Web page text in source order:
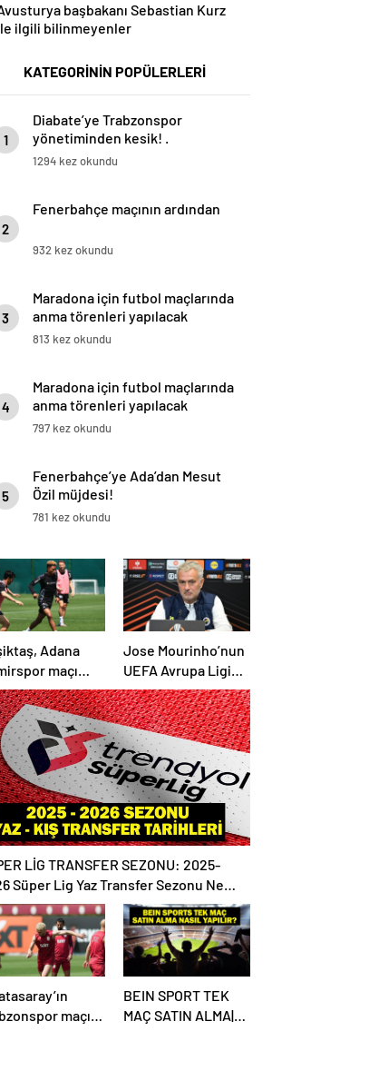
başbakanı Sebastian Kurz
ilgili bilinmeyenler
KATEGORİNİN POPÜLERLERİ
1
Diabate’ye Trabzonspor
yönetiminden kesik! .
1294 kez okundu
2
Fenerbahçe maçının ardından
932 kez okundu
3
Maradona için futbol maçlarında
anma törenleri yapılacak
813 kez okundu
4
Maradona için futbol maçlarında
anma törenleri yapılacak
797 kez okundu
5
Fenerbahçe’ye Ada’dan Mesut
Özil müjdesi!
781 kez okundu
Adana
maçı
devam
Jose Mourinho’nun
UEFA Avrupa Ligi
tahmini tuttu
LİG TRANSFER SEZONU: 2025-
Süper Lig Yaz Transfer Sezonu Ne
Başlayacak? Kış Transfer Sezonu
Başlayacak? TFF Açıkladı!
maçı
BEIN SPORT TEK
MAÇ SATIN ALMA|